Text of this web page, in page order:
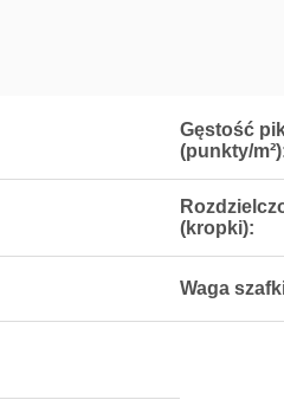
Gęstość
(punkty/
(kropki):
Waga